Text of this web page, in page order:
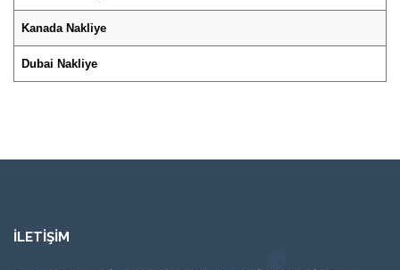
Kanada Nakliye
Dubai Nakliye
İLETİŞİM